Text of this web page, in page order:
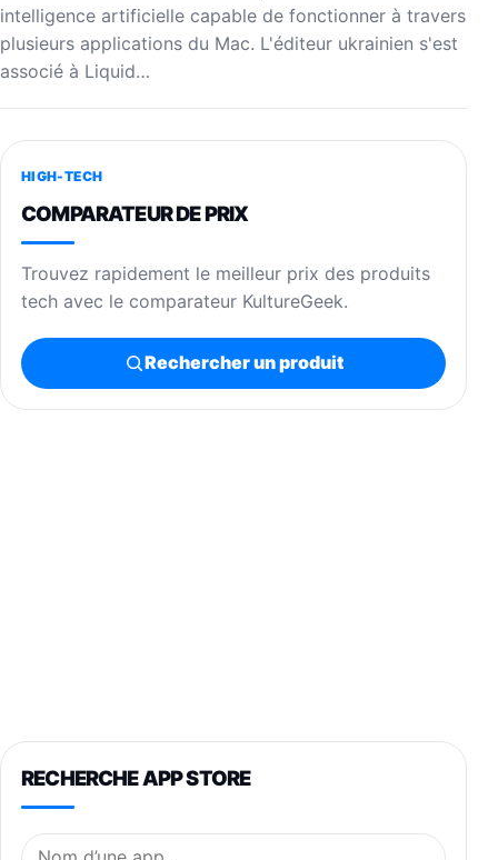
intelligence artificielle capable de fonctionner à travers
plusieurs applications du Mac. L'éditeur ukrainien s'est
associé à Liquid…
HIGH-TECH
COMPARATEUR DE PRIX
Trouvez rapidement le meilleur prix des produits
tech avec le comparateur KultureGeek.
Rechercher un produit
RECHERCHE APP STORE
Nom de l’application